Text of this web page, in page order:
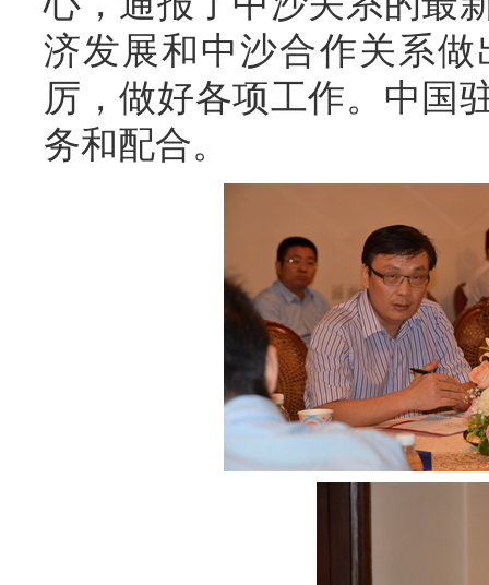
济发展和中沙合作关系
厉，做好各项工作。中国
务和配合。